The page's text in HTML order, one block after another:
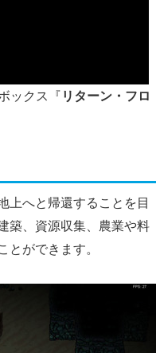
ックス『 リターン・フロ
上へと帰還することを目
築、資源収集、農業や料
ができます。